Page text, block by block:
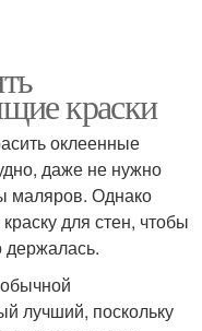
краски
оклеенные
даже не нужно
маляров. Однако
для стен, чтобы
держалась.
лучший, поскольку